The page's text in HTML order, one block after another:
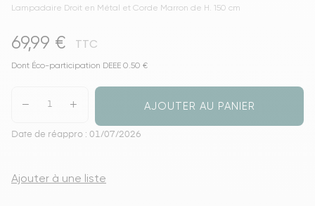
Lampadaire Droit en Métal et Corde Marron de H. 150 cm
69,99 € TTC
Dont Éco-participation DEEE 0.50 €
AJOUTER AU PANIER
Date de réappro : 01/07/2026
Ajouter à une liste